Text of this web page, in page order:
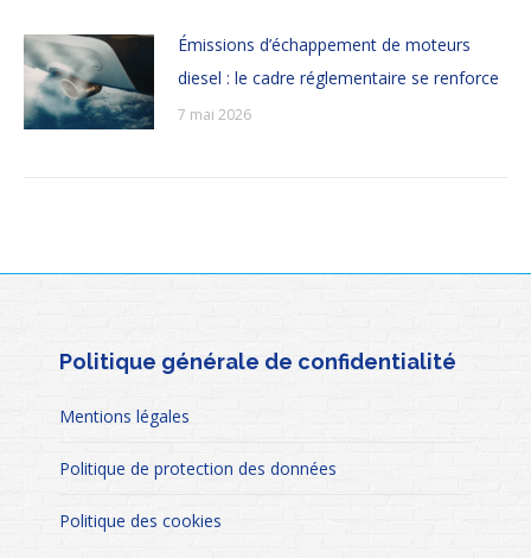
Émissions d’échappement de moteurs
diesel : le cadre réglementaire se renforce
7 mai 2026
Politique générale de confidentialité
Mentions légales
Politique de protection des données
Politique des cookies